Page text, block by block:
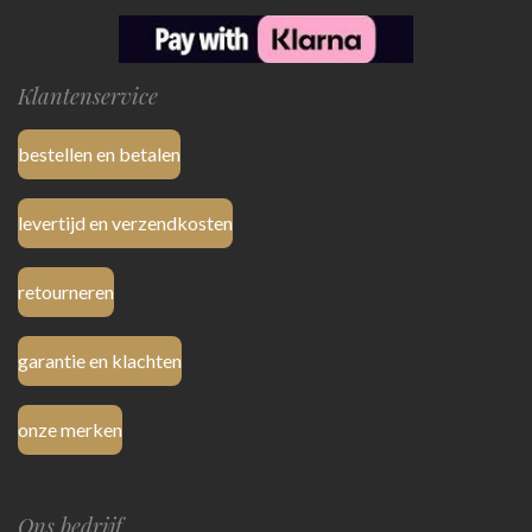
Klantenservice
bestellen en betalen
levertijd en verzendkosten
retourneren
garantie en klachten
onze merken
Ons bedrijf